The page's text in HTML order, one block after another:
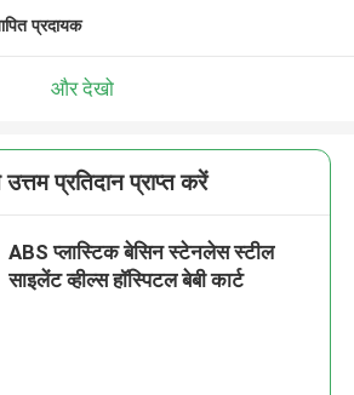
प्रदायक
और देखो
प्रतिदान प्राप्त करें
ABS प्लास्टिक बेसिन स्टेनलेस स्टील
साइलेंट व्हील्स हॉस्पिटल बेबी कार्ट